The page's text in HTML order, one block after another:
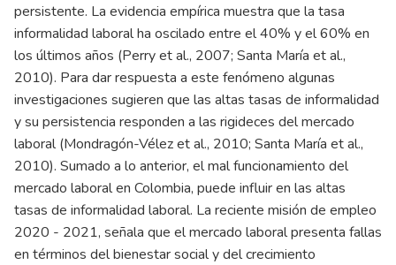
persistente. La evidencia empírica muestra que la tasa
informalidad laboral ha oscilado entre el 40% y el 60% en
los últimos años (Perry et al., 2007; Santa María et al.,
2010). Para dar respuesta a este fenómeno algunas
investigaciones sugieren que las altas tasas de informalidad
y su persistencia responden a las rigideces del mercado
laboral (Mondragón-Vélez et al., 2010; Santa María et al.,
2010). Sumado a lo anterior, el mal funcionamiento del
mercado laboral en Colombia, puede influir en las altas
tasas de informalidad laboral. La reciente misión de empleo
2020 - 2021, señala que el mercado laboral presenta fallas
en términos del bienestar social y del crecimiento